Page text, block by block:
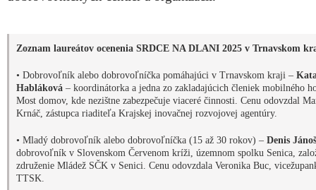
komunity OZ Amazonky. Toto združenie spája ženy, ktoré si prešli alebo
Zuzana Draková z Trnavskej univerzity, laureátka ocenenia Srdce na dlani
v kategórii dobrovoľníčka pomáhajúca v Trnavskom kraji.
• Projekt/dobrovoľnícky program –Kútik duševného zdravia– Projekt
Senici, ktorí chceli vytvoriť pokojné miesto na oddych, rozhovor či tiché
premýšľanie. Cenu si prevzali žiaciMarek Černý a Ľuboš Slovákz rúk
riaditeľky Dobrovoľníckeho centra Trnavského kraja Lucie Vadovičovej